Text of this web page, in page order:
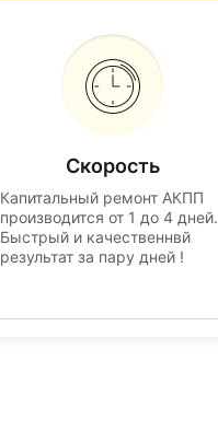
Скорость
Капитальный ремонт АКПП
производится от 1 до 4 дней.
Быстрый и качественнвй
результат за пару дней !